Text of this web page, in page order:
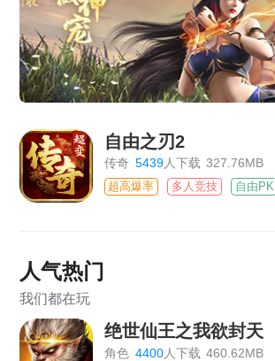
自由之刃2
传奇 5439人下载 327.76MB
超高爆率 多人竞技 自由PK
人气热门
我们都在玩
绝世仙王之我欲封天
角色 4400人下载 460.62MB